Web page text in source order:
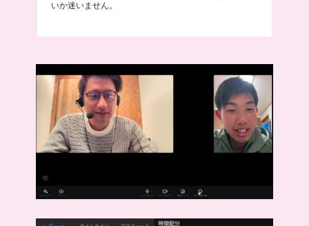
いか迷いません。